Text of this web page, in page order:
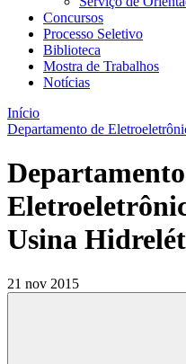
Concursos
Processo Seletivo
Biblioteca
Mostra de Trabalhos
Notícias
Início
Departamento de
Usina
21 nov 2015